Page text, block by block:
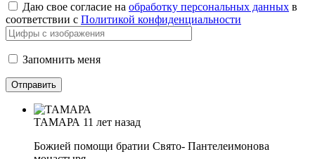
Даю свое согласие на обработку персональных данных в
соответствии с Политикой конфиденциальности
Запомнить меня
ТАМАРА 11 лет назад
Божией помощи братии Свято- Пантелеимонова